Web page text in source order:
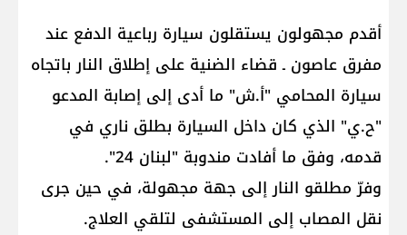
أقدم مجهولون يستقلون سيارة رباعية الدفع عند
مفرق عاصون ـ قضاء الضنية على إطلاق النار باتجاه
سيارة المحامي "أ.ش" ما أدى إلى إصابة المدعو
"ح.ي" الذي كان داخل السيارة بطلق ناري في
قدمه، وفق ما أفادت مندوبة "لبنان 24".
‎وفرّ مطلقو النار إلى جهة مجهولة، في حين جرى
نقل المصاب إلى المستشفى لتلقي العلاج.